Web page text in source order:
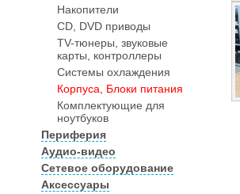
Накопители
CD, DVD приводы
TV-тюнеры, звуковые
карты, контроллеры
Системы охлаждения
Корпуса, Блоки питания
Комплектующие для
ноутбуков
Периферия
Аудио-видео
Сетевое оборудование
Аксессуары